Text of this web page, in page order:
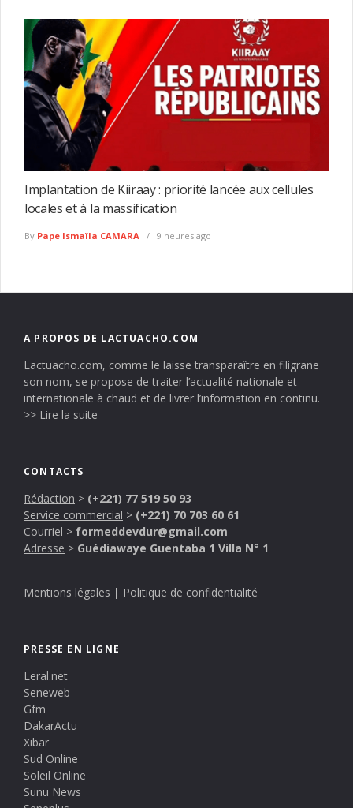
Implantation de Kiiraay : priorité lancée aux cellules
locales et à la massification
By Pape Ismaïla CAMARA 9 heures ago
A PROPOS DE LACTUACHO.COM
Lactuacho.com, comme le laisse transparaître en filigrane
son nom, se propose de traiter l’actualité nationale et
internationale à chaud et de livrer l’information en continu.
>> Lire la suite
CONTACTS
Rédaction > (+221) 77 519 50 93
Service commercial > (+221) 70 703 60 61
Courriel > formeddevdur@gmail.com
Adresse > Guédiawaye Guentaba 1 Villa N° 1
Mentions légales | Politique de confidentialité
PRESSE EN LIGNE
Leral.net
Seneweb
Gfm
DakarActu
Xibar
Sud Online
Soleil Online
Sunu News